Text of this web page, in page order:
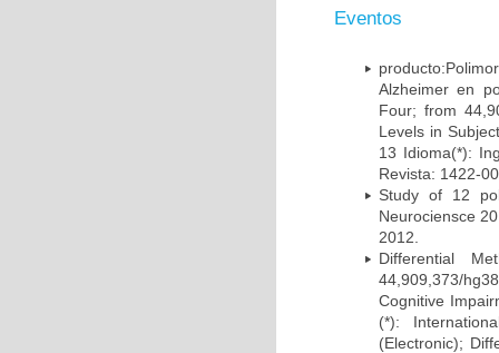
Eventos
Alzheimer en
Four; from
Levels in
13 Idioma(*):
Revista: 1422-
Study of 12
Neurociensce
2012.
Differential
44,909,373/
Cognitive
(*):
(Electronic);